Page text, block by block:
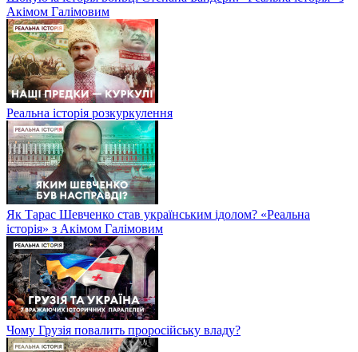
Акімом Галімовим
Реальна історія розкуркулення
Як Тарас Шевченко став українським ідолом? «Реальна
історія» з Акімом Галімовим
Чому Грузія повалить проросійську владу?